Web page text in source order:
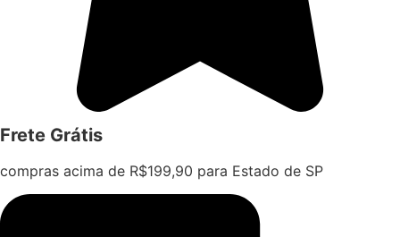
Frete Grátis
compras acima de R$199,90 para Estado de SP